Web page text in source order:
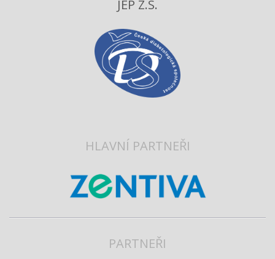
JEP Z.S.
HLAVNÍ PARTNEŘI
PARTNEŘI